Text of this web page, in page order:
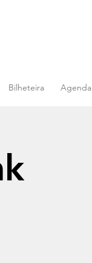
Bilheteira Agenda